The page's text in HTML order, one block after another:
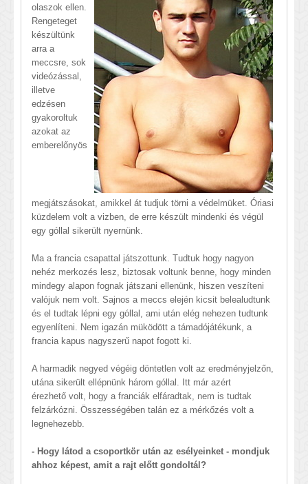
olaszok ellen.
Rengeteget
készültünk
arra a
meccsre, sok
videózással,
illetve
edzésen
gyakoroltuk
azokat az
emberelőnyös
megjátszásokat, amikkel át tudjuk törni a védelmüket. Óriasi
küzdelem volt a vizben, de erre készült mindenki és végül
egy góllal sikerült nyernünk.
Ma a francia csapattal játszottunk. Tudtuk hogy nagyon
nehéz merkozés lesz, biztosak voltunk benne, hogy minden
mindegy alapon fognak játszani ellenünk, hiszen veszíteni
valójuk nem volt. Sajnos a meccs elején kicsit belealudtunk
és el tudtak lépni egy góllal, ami után elég nehezen tudtunk
egyenlíteni. Nem igazán müködött a támadójátékunk, a
francia kapus nagyszerű napot fogott ki.
A harmadik negyed végéig döntetlen volt az eredményjelzőn,
utána sikerült ellépnünk három góllal. Itt már azért
érezhető volt, hogy a franciák elfáradtak, nem is tudtak
felzárkózni. Összességében talán ez a mérkőzés volt a
legnehezebb.
- Hogy látod a csoportkör után az esélyeinket - mondjuk
ahhoz képest, amit a rajt előtt gondoltál?